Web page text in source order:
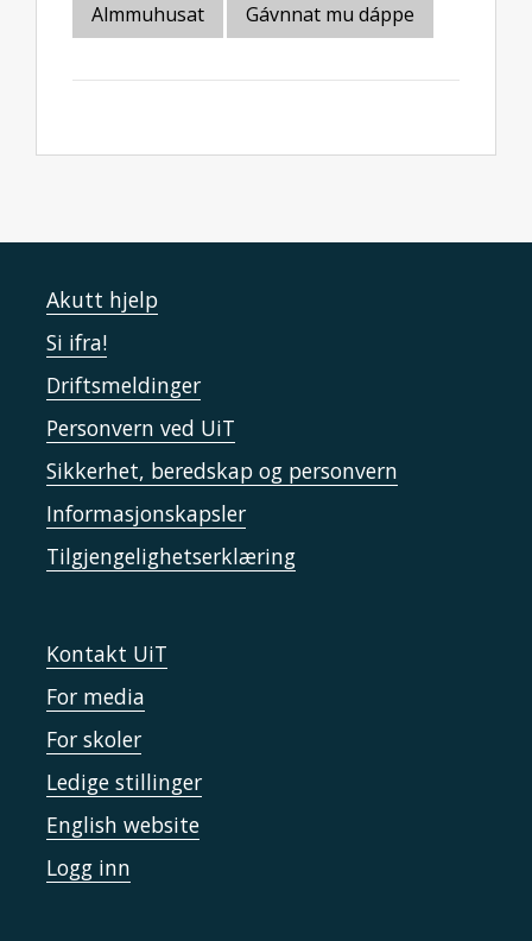
Almmuhusat
Gávnnat mu dáppe
Akutt hjelp
Si ifra!
Driftsmeldinger
Personvern ved UiT
Sikkerhet, beredskap og personvern
Informasjonskapsler
Tilgjengelighetserklæring
Kontakt UiT
For media
For skoler
Ledige stillinger
English website
Logg inn